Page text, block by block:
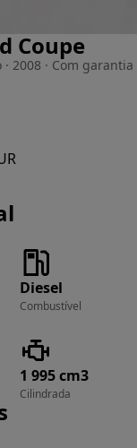
Coupe
2008 · Com garantia
Diesel
Combustível
1 995 cm3
Cilindrada